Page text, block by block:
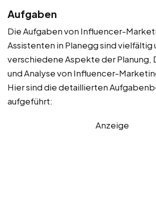
Aufgaben
Die Aufgaben von Influencer-
Assistenten in Planegg sind vielfältig
verschiedene Aspekte der Planung,
und Analyse von Influencer-
Hier sind die detaillierten
aufgeführt:
Anzeige